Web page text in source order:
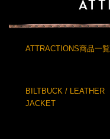
ATTRACTIONS商品一覧
BILTBUCK / LEATHER
JACKET